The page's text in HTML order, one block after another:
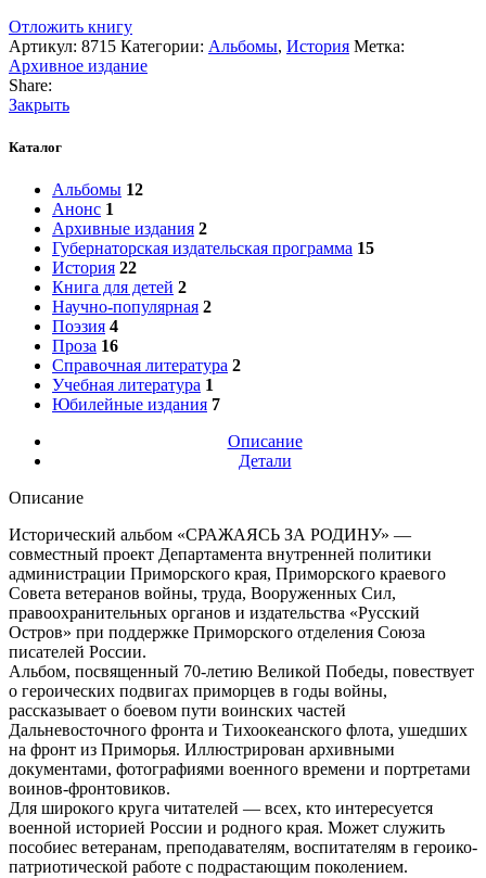
Отложить книгу
Артикул: 8715 Категории: Альбомы, История Метка:
Архивное издание
Share:
Закрыть
Каталог
Альбомы 12
Анонс 1
Архивные издания 2
Губернаторская издательская программа 15
История 22
Книга для детей 2
Научно-популярная 2
Поэзия 4
Проза 16
Справочная литература 2
Учебная литература 1
Юбилейные издания 7
Описание
Детали
Описание
Исторический альбом «СРАЖАЯСЬ ЗА РОДИНУ» —
совместный проект Департамента внутренней политики
администрации Приморского края, Приморского краевого
Совета ветеранов войны, труда, Вооруженных Сил,
правоохранительных органов и издательства «Русский
Остров» при поддержке Приморского отделения Союза
писателей России.
Альбом, посвященный 70-летию Великой Победы, повествует
о героических подвигах приморцев в годы войны,
рассказывает о боевом пути воинских частей
Дальневосточного фронта и Тихоокеанского флота, ушедших
на фронт из Приморья. Иллюстрирован архивными
документами, фотографиями военного времени и портретами
воинов-фронтовиков.
Для широкого круга читателей — всех, кто интересуется
военной историей России и родного края. Может служить
пособиес ветеранам, преподавателям, воспитателям в героико-
патриотической работе с подрастающим поколением.